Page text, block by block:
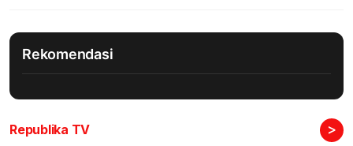
Rekomendasi
Republika TV >